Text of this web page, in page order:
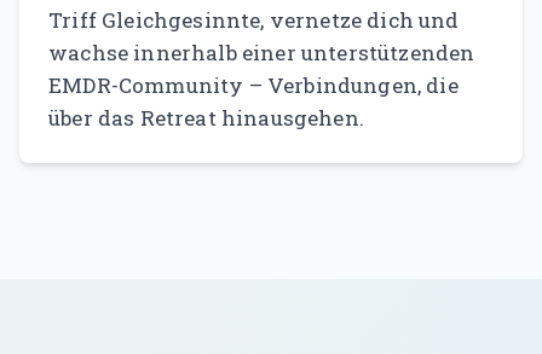
Triff Gleichgesinnte, vernetze dich und
wachse innerhalb einer unterstützenden
EMDR-Community – Verbindungen, die
über das Retreat hinausgehen.